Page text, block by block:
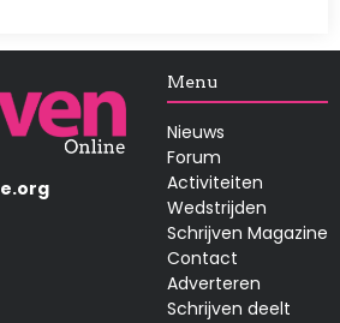
Menu
Nieuws
Forum
Activiteiten
Wedstrijden
Schrijven Magazine
Contact
Adverteren
Schrijven deelt